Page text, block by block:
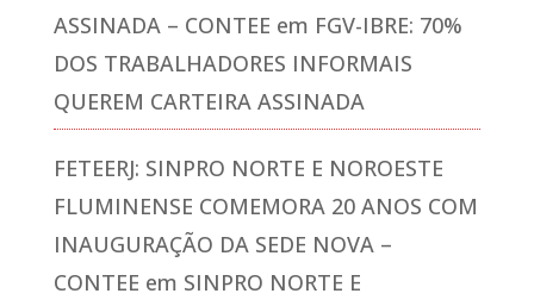
ASSINADA – CONTEE em FGV-IBRE: 70%
DOS TRABALHADORES INFORMAIS
QUEREM CARTEIRA ASSINADA
FETEERJ: SINPRO NORTE E NOROESTE
FLUMINENSE COMEMORA 20 ANOS COM
INAUGURAÇÃO DA SEDE NOVA –
CONTEE em SINPRO NORTE E